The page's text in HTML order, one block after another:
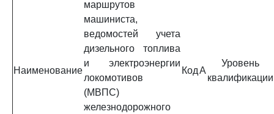
Наименование
маршрутов
машиниста,
ведомостей учета
дизельного топлива
и электроэнергии
локомотивов
(МВПС)
железнодорожного
КодA
Уровень
квалификации